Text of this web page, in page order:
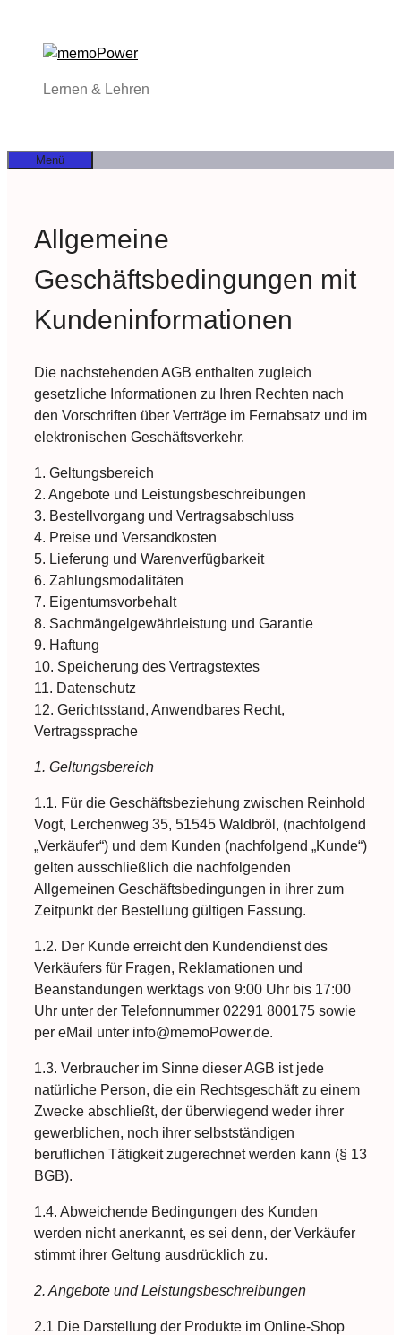
springen
Lernen & Lehren
Menü
Allgemeine
Geschäftsbedingungen mit
Kundeninformationen
Die nachstehenden AGB enthalten zugleich
gesetzliche Informationen zu Ihren Rechten nach
den Vorschriften über Verträge im Fernabsatz und im
elektronischen Geschäftsverkehr.
1. Geltungsbereich
2. Angebote und Leistungsbeschreibungen
3. Bestellvorgang und Vertragsabschluss
4. Preise und Versandkosten
5. Lieferung und Warenverfügbarkeit
6. Zahlungsmodalitäten
7. Eigentumsvorbehalt
8. Sachmängelgewährleistung und Garantie
9. Haftung
10. Speicherung des Vertragstextes
11. Datenschutz
12. Gerichtsstand, Anwendbares Recht,
Vertragssprache
1. Geltungsbereich
1.1. Für die Geschäftsbeziehung zwischen Reinhold
Vogt, Lerchenweg 35, 51545 Waldbröl, (nachfolgend
„Verkäufer“) und dem Kunden (nachfolgend „Kunde“)
gelten ausschließlich die nachfolgenden
Allgemeinen Geschäftsbedingungen in ihrer zum
Zeitpunkt der Bestellung gültigen Fassung.
1.2. Der Kunde erreicht den Kundendienst des
Verkäufers für Fragen, Reklamationen und
Beanstandungen werktags von 9:00 Uhr bis 17:00
Uhr unter der Telefonnummer 02291 800175 sowie
per eMail unter info@memoPower.de.
1.3. Verbraucher im Sinne dieser AGB ist jede
natürliche Person, die ein Rechtsgeschäft zu einem
Zwecke abschließt, der überwiegend weder ihrer
gewerblichen, noch ihrer selbstständigen
beruflichen Tätigkeit zugerechnet werden kann (§ 13
BGB).
1.4. Abweichende Bedingungen des Kunden
werden nicht anerkannt, es sei denn, der Verkäufer
stimmt ihrer Geltung ausdrücklich zu.
2. Angebote und Leistungsbeschreibungen
2.1 Die Darstellung der Produkte im Online-Shop